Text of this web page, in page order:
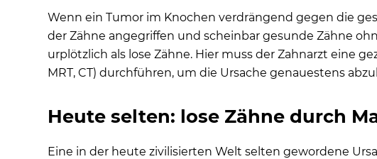
Wenn ein Tumor im Knochen verdrängend gegen die
der Zähne angegriffen und scheinbar gesunde Zähne
urplötzlich als lose Zähne. Hier muss der Zahnarzt eine
MRT, CT) durchführen, um die Ursache genauestens
Heute selten: lose Zähne durch
Eine in der heute zivilisierten Welt selten gewordene